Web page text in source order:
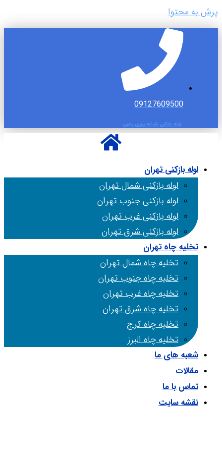
پرش به محتوا
09127609500
لوله بازکنی شبانه روزی رجبی
لوله بازکنی تهران
لوله بازکنی شمال تهران
لوله بازکنی جنوب تهران
لوله بازکنی غرب تهران
لوله بازکنی شرق تهران
تخلیه چاه تهران
تخلیه چاه شمال تهران
تخلیه چاه جنوب تهران
تخلیه چاه غرب تهران
تخلیه چاه شرق تهران
تخلیه چاه کرج
تخلیه چاه البرز
شعبه های ما
مقالات
تماس با ما
نقشه سایت